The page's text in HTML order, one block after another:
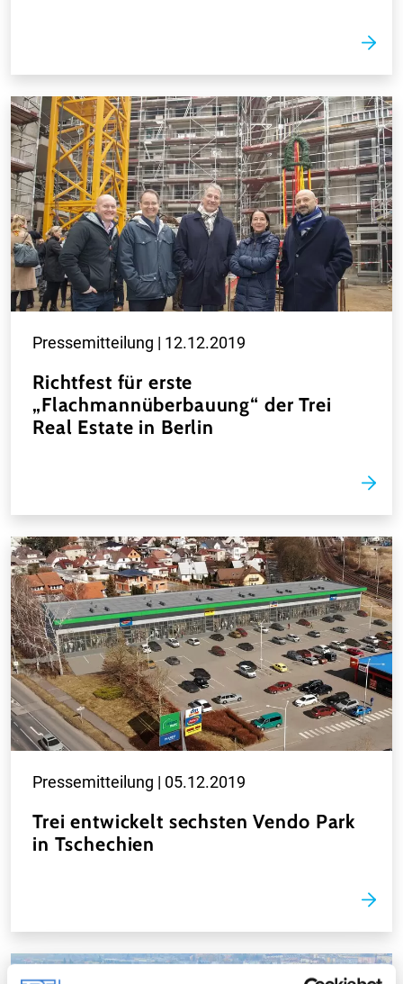
Pressemitteilung | 12.12.2019
Richtfest für erste
„Flachmannüberbauung“ der Trei
Real Estate in Berlin
Pressemitteilung | 05.12.2019
Trei entwickelt sechsten Vendo Park
in Tschechien